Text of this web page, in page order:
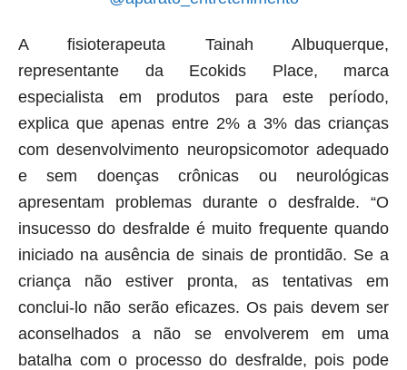
A fisioterapeuta Tainah Albuquerque,
representante da Ecokids Place, marca
especialista em produtos para este período,
explica que apenas entre 2% a 3% das crianças
com desenvolvimento neuropsicomotor adequado
e sem doenças crônicas ou neurológicas
apresentam problemas durante o desfralde. “O
insucesso do desfralde é muito frequente quando
iniciado na ausência de sinais de prontidão. Se a
criança não estiver pronta, as tentativas em
conclui-lo não serão eficazes. Os pais devem ser
aconselhados a não se envolverem em uma
batalha com o processo do desfralde, pois pode